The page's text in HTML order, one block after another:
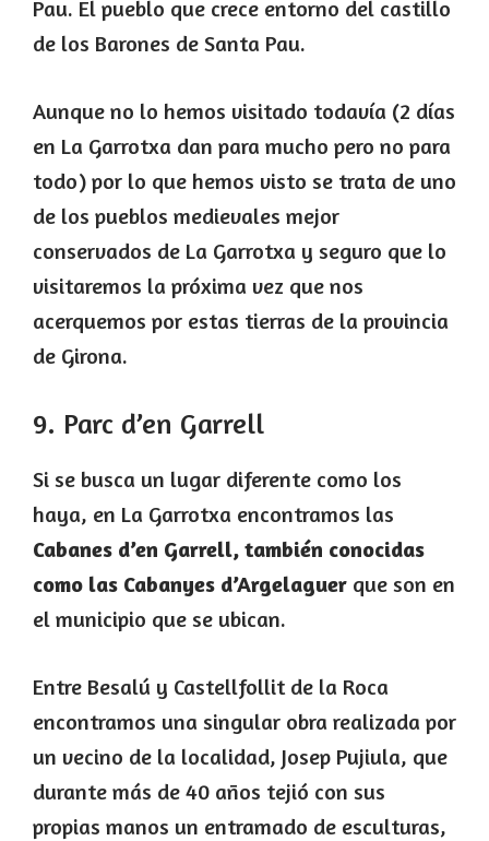
Pau. El pueblo que crece entorno del castillo
de los Barones de Santa Pau.
Aunque no lo hemos visitado todavía (2 días
en La Garrotxa dan para mucho pero no para
todo) por lo que hemos visto se trata de uno
de los pueblos medievales mejor
conservados de La Garrotxa y seguro que lo
visitaremos la próxima vez que nos
acerquemos por estas tierras de la provincia
de Girona.
9. Parc d’en Garrell
Si se busca un lugar diferente como los
haya, en La Garrotxa encontramos las
Cabanes d’en Garrell, también conocidas
como las Cabanyes d’Argelaguer que son en
el municipio que se ubican.
Entre Besalú y Castellfollit de la Roca
encontramos una singular obra realizada por
un vecino de la localidad, Josep Pujiula, que
durante más de 40 años tejió con sus
propias manos un entramado de esculturas,